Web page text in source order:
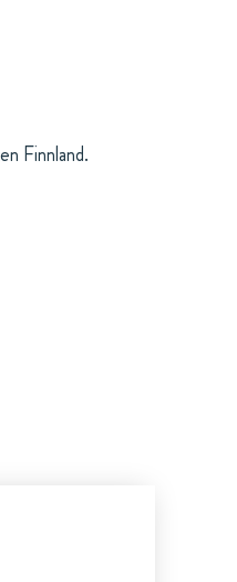
Finnland.